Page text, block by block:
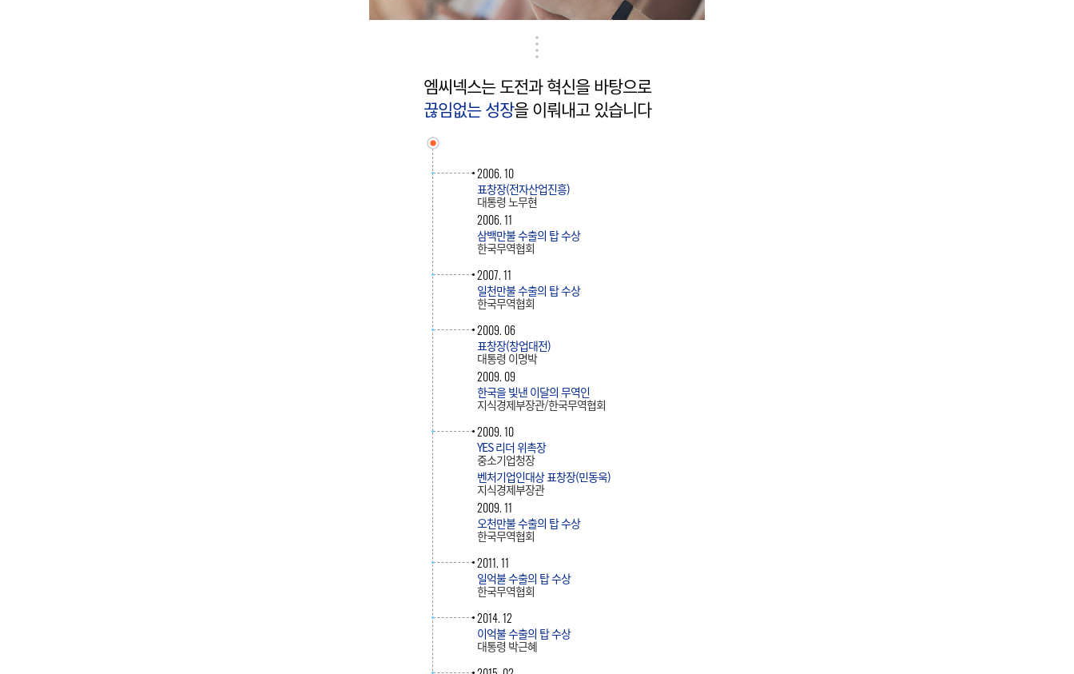
엠씨넥스는 도전과 혁신을 바탕으로
끊임없는 성장을 이뤄내고 있습니다
2006. 10
표창장(전자산업진흥)
대통령 노무현
2006. 11
삼백만불 수출의 탑 수상
한국무역협회
2007. 11
일천만불 수출의 탑 수상
한국무역협회
2009. 06
표창장(창업대전)
대통령 이명박
2009. 09
한국을 빛낸 이달의 무역인
지식경제부장관/한국무역협회
2009. 10
YES 리더 위촉장
중소기업청장
벤처기업인대상 표창장(민동욱)
지식경제부장관
2009. 11
오천만불 수출의 탑 수상
한국무역협회
2011. 11
일억불 수출의 탑 수상
한국무역협회
2014. 12
이억불 수출의 탑 수상
대통령 박근혜